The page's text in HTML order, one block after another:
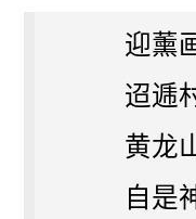
迎薰画
迢逓村
黄龙山
自是神